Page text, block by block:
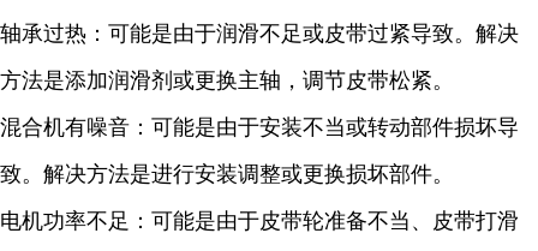
轴承过热：可能是由于润滑不足或皮带过紧导致。解决
方法是添加润滑剂或更换主轴，调节皮带松紧。
混合机有噪音：可能是由于安装不当或转动部件损坏导
致。解决方法是进行安装调整或更换损坏部件。
电机功率不足：可能是由于皮带轮准备不当、皮带打滑